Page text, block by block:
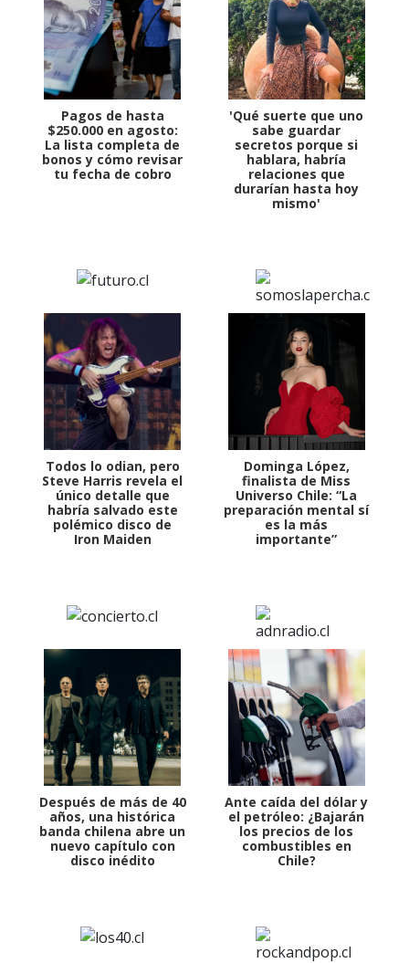
Pagos de hasta
$250.000 en agosto:
La lista completa de
bonos y cómo revisar
tu fecha de cobro
'Qué suerte que uno
sabe guardar
secretos porque si
hablara, habría
relaciones que
durarían hasta hoy
mismo'
Todos lo odian, pero
Steve Harris revela el
único detalle que
habría salvado este
polémico disco de
Iron Maiden
Dominga López,
finalista de Miss
Universo Chile: “La
preparación mental sí
es la más
importante”
Después de más de 40
años, una histórica
banda chilena abre un
nuevo capítulo con
disco inédito
Ante caída del dólar y
el petróleo: ¿Bajarán
los precios de los
combustibles en
Chile?